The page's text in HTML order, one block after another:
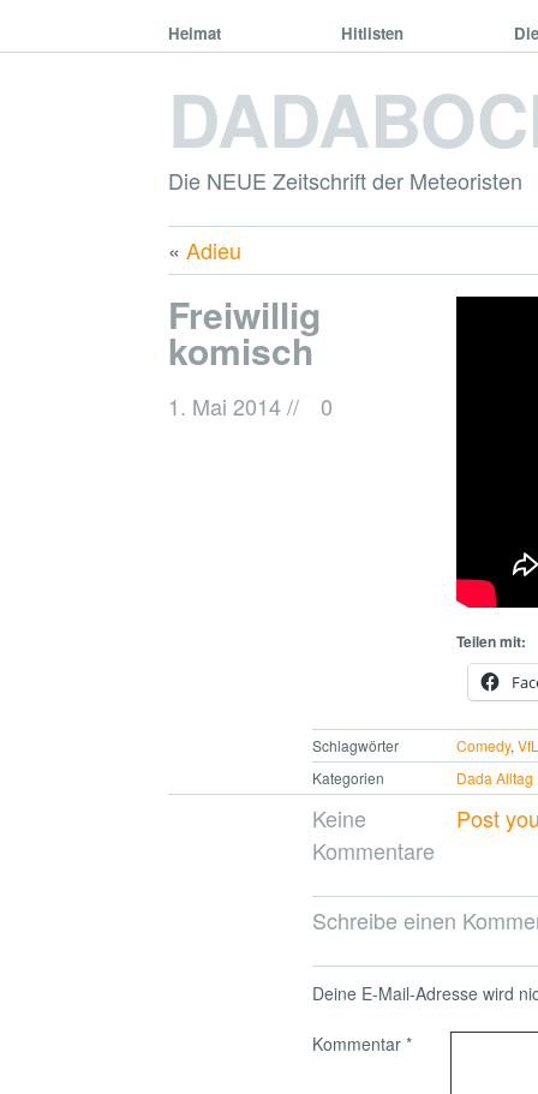
Heimat Hitlisten
Die NEUE Zeitschrift der Meteoristen
« Adieu
Freiwillig
komisch
1. Mai 2014// 0
Teilen mit:
Schlagwörter Comedy,
Kategorien
Dada Alltag
Keine
Kommentare
Post
Schreibe einen
Deine E-Mail-Adresse wird
Kommentar *